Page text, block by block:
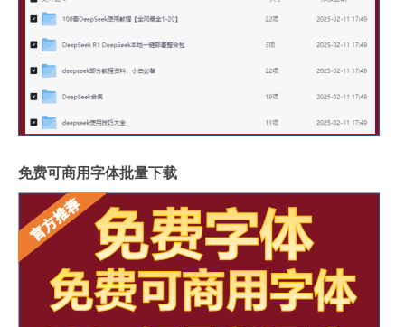
免费可商用字体批量下载